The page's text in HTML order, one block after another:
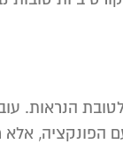
הנראות.
הפונקציה,